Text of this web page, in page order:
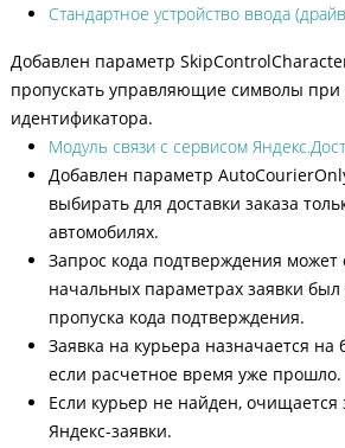
Стандартное устройство ввода
Добавлен параметр
пропускать управляющие символы
идентификатора.
Модуль связи с сервисом
Добавлен параметр
выбирать для доставки заказа
автомобилях.
Запрос кода подтверждения может
начальных параметрах заявки был
пропуска кода подтверждения.
Заявка на курьера назначается
если расчетное время уже прошло.
Если курьер не найден, очищается
Яндекс-заявки.